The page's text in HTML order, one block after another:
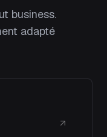
business.
adapté